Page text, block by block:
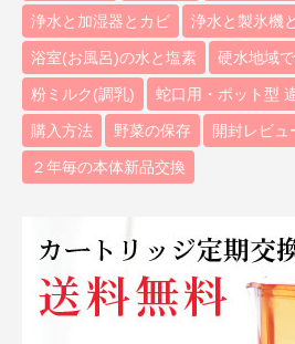
浄水と加湿器とカビ 浄水と製氷機
浴室(お風呂)の水と塩素 硬水地域
粉ミルク(調乳) 蛇口用・ポット型
購入方法 野菜の保存 開封レビュ
２年毎の本体新品交換